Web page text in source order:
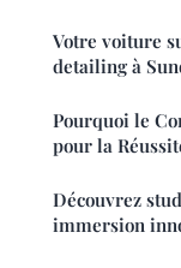
Votre voiture
detailing à
Pourquoi le
pour la
Découvrez
immersion